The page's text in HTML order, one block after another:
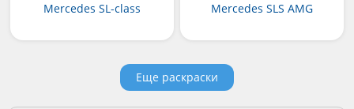
Mercedes SL-class Mercedes SLS AMG
Еще раскраски